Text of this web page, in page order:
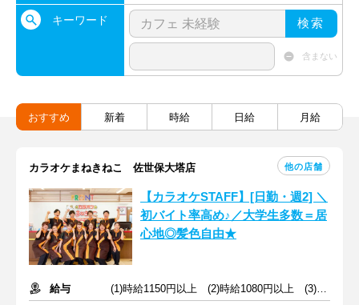
キーワード 検索
含まない
おすすめ 新着 時給 日給 月給
カラオケまねきねこ 佐世保大塔店 他の店舗
【カラオケSTAFF】[日勤・週2] ＼
初バイト率高め♪／大学生多数＝居
心地◎髪色自由★
給与
(1)時給1150円以上 (2)時給1080円以上 (3)時給1100円以上